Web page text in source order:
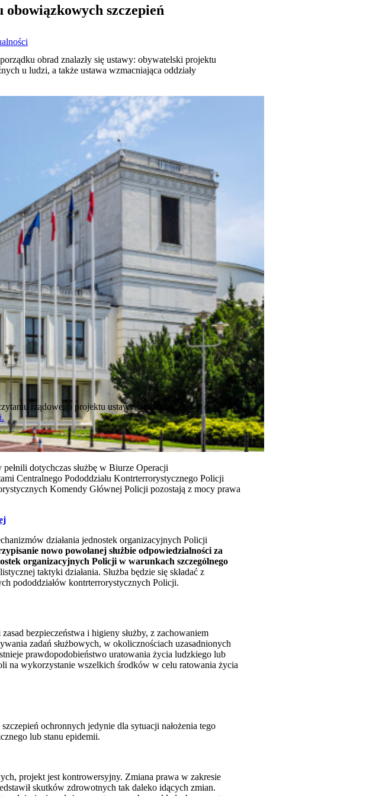
szczepień
obrad znalazły się ustawy: obywatelski projektu
u ludzi, a także ustawa wzmacniająca oddziały
rządowego projektu ustawy o zmianie ustawy o
dotychczas służbę w Biurze Operacji
Centralnego Pododdziału Kontrterrorystycznego Policji
Komendy Głównej Policji pozostają z mocy prawa
działania jednostek organizacyjnych Policji
nowo powołanej służbie odpowiedzialności za
organizacyjnych Policji w warunkach szczególnego
taktyki działania. Służba będzie się składać z
pododdziałów kontrterrorystycznych Policji.
zasad bezpieczeństwa i higieny służby, z zachowaniem
zadań służbowych, w okolicznościach uzasadnionych
prawdopodobieństwo uratowania życia ludzkiego lub
na wykorzystanie wszelkich środków w celu ratowania życia
ochronnych jedynie dla sytuacji nałożenia tego
lub stanu epidemii.
projekt jest kontrowersyjny. Zmiana prawa w zakresie
skutków zdrowotnych tak daleko idących zmian.